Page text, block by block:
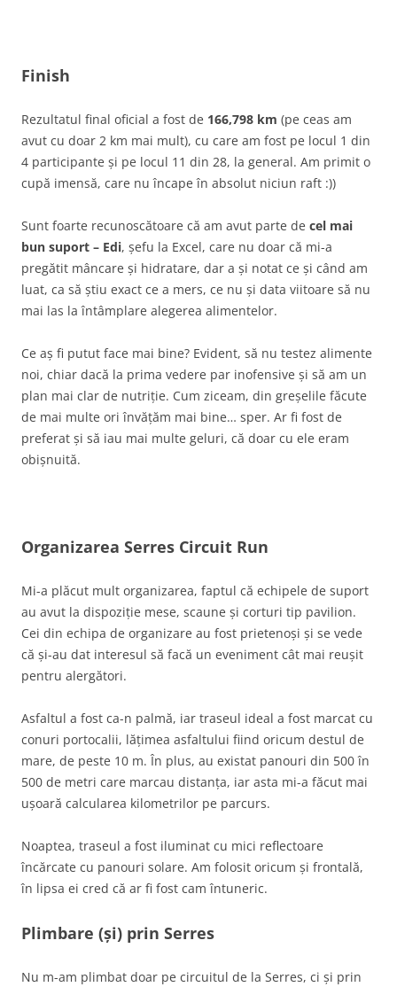
Finish
Rezultatul final oficial a fost de 166,798 km (pe ceas am
avut cu doar 2 km mai mult), cu care am fost pe locul 1 din
4 participante și pe locul 11 din 28, la general. Am primit o
cupă imensă, care nu încape în absolut niciun raft :))
Sunt foarte recunoscătoare că am avut parte de cel mai
bun suport – Edi, șefu la Excel, care nu doar că mi-a
pregătit mâncare și hidratare, dar a și notat ce și când am
luat, ca să știu exact ce a mers, ce nu și data viitoare să nu
mai las la întâmplare alegerea alimentelor.
Ce aș fi putut face mai bine? Evident, să nu testez alimente
noi, chiar dacă la prima vedere par inofensive și să am un
plan mai clar de nutriție. Cum ziceam, din greșelile făcute
de mai multe ori învățăm mai bine… sper. Ar fi fost de
preferat și să iau mai multe geluri, că doar cu ele eram
obișnuită.
Organizarea Serres Circuit Run
Mi-a plăcut mult organizarea, faptul că echipele de suport
au avut la dispoziție mese, scaune și corturi tip pavilion.
Cei din echipa de organizare au fost prietenoși și se vede
că și-au dat interesul să facă un eveniment cât mai reușit
pentru alergători.
Asfaltul a fost ca-n palmă, iar traseul ideal a fost marcat cu
conuri portocalii, lățimea asfaltului fiind oricum destul de
mare, de peste 10 m. În plus, au existat panouri din 500 în
500 de metri care marcau distanța, iar asta mi-a făcut mai
ușoară calcularea kilometrilor pe parcurs.
Noaptea, traseul a fost iluminat cu mici reflectoare
încărcate cu panouri solare. Am folosit oricum și frontală,
în lipsa ei cred că ar fi fost cam întuneric.
Plimbare (și) prin Serres
Nu m-am plimbat doar pe circuitul de la Serres, ci și prin